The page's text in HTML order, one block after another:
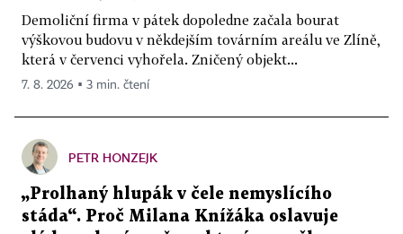
Demoliční firma v pátek dopoledne začala bourat
výškovou budovu v někdejším továrním areálu ve Zlíně,
která v červenci vyhořela. Zničený objekt...
7. 8. 2026 ▪ 3 min. čtení
PETR HONZEJK
„Prolhaný hlupák v čele nemyslícího
stáda“. Proč Milana Knížáka oslavuje